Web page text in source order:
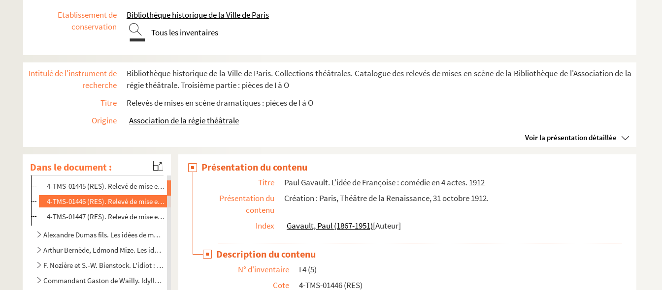
Etablissement de
conservation
Bibliothèque historique de la Ville de Paris
Tous les inventaires
Intitulé de l'instrument de
recherche
Bibliothèque historique de la Ville de Paris. Collections théâtrales. Catalogue des relevés de mises en scène de la Bibliothèque de l'Association de la
régie théâtrale. Troisième partie : pièces de I à O
Titre
Relevés de mises en scène dramatiques : pièces de I à O
Origine
Association de la régie théâtrale
Voir la présentation détaillée
Dans le document :
Eugène Verconsin. Ici, Médor! : Comédie en 1 acte. 1875
Ferdinand Esselin. Ici on marie : comédie-vaudeville en 1 acte. 1895
Paul Gavault. L'idée de Françoise : comédie en 4 actes. 1912
4-TMS-01442 (RES). Relevé de mise en scène. 1
4-TMS-01443 (RES). Relevé de mise en scène. 2
4-TMS-01444 (RES). Relevé de mise en scène. 3
4-TMS-01445 (RES). Relevé de mise en scène. 4
4-TMS-01446 (RES). Relevé de mise en scène. 5
4-TMS-01447 (RES). Relevé de mise en scène. 6
Alexandre Dumas fils. Les idées de madame Aubray : comédie en 4 actes, en prose. 1867
Arthur Bernède, Edmond Mize. Les idées de Monsieur Coton : comédie en 1 acte. 1901
F. Nozière et S.-W. Bienstock. L'idiot : pièce inédite en 6 tableaux. 1925
Commandant Gaston de Wailly. Idylle napoléonienne ou Le Lieutenant Bonaparte : comédie en 3 actes. 1...
Présentation du contenu
Titre
Paul Gavault. L'idée de Françoise : comédie en 4 actes. 1912
Présentation du
contenu
Création : Paris, Théâtre de la Renaissance, 31 octobre 1912.
Index Gavault, Paul (1867-1951)[Auteur]
Description du contenu
N° d'inventaire
I 4 (5)
Cote
4-TMS-01446 (RES)